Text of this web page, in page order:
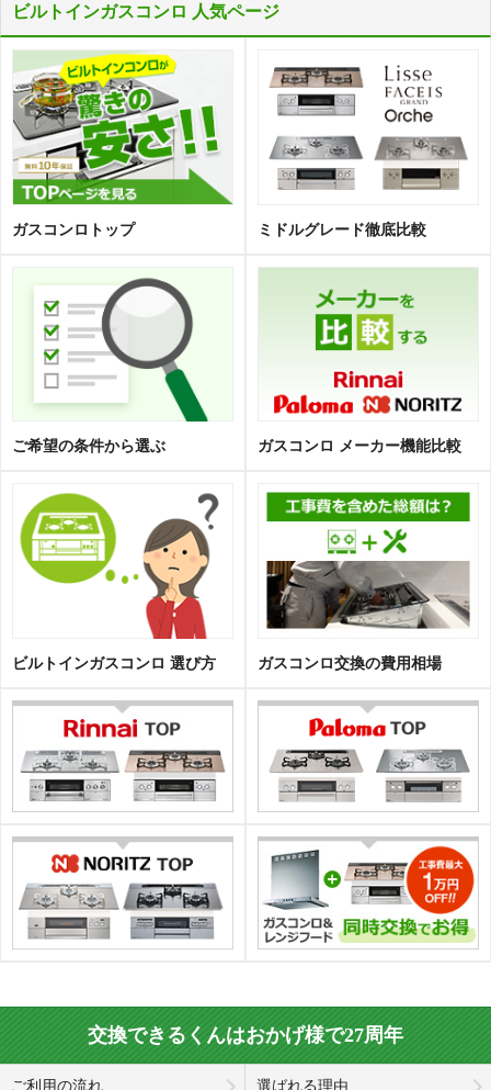
ビルトインガスコンロ 人気ページ
ガスコンロトップ ミドルグレード徹底比較
ご希望の条件から選ぶ ガスコンロ メーカー機能比較
ビルトインガスコンロ 選び方 ガスコンロ交換の費用相場
交換できるくんはおかげ様で27周年
ご利用の流れ 選ばれる理由